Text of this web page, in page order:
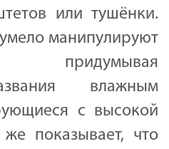
или тушёнки.
манипулируют
придумывая
влажным
с высокой
показывает, что